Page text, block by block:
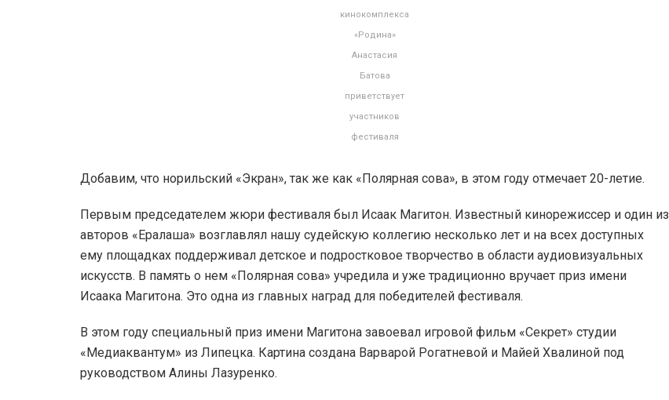
кинокомплекса
«Родина»
Анастасия
Батова
приветствует
участников
фестиваля
Добавим, что норильский «Экран», так же как «Полярная сова», в этом году отмечает 20-летие.
Первым председателем жюри фестиваля был Исаак Магитон. Известный кинорежиссер и один из
авторов «Ералаша» возглавлял нашу судейскую коллегию несколько лет и на всех доступных
ему площадках поддерживал детское и подростковое творчество в области аудиовизуальных
искусств. В память о нем «Полярная сова» учредила и уже традиционно вручает приз имени
Исаака Магитона. Это одна из главных наград для победителей фестиваля.
В этом году специальный приз имени Магитона завоевал игровой фильм «Секрет» студии
«Медиаквантум» из Липецка. Картина создана Варварой Рогатневой и Майей Хвалиной под
руководством Алины Лазуренко.